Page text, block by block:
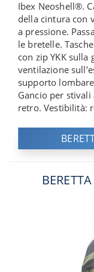
Ibex Neoshell®.
della cintura con
a pressione.
le bretelle.
con zip YKK
ventilazione
supporto
Gancio per
retro. Vestibilità: